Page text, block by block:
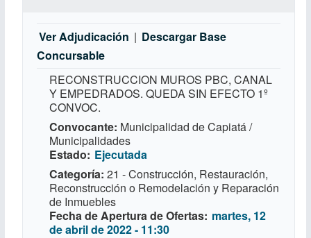
Ver Adjudicación | Descargar Base
Concursable
RECONSTRUCCION MUROS PBC, CANAL
Y EMPEDRADOS. QUEDA SIN EFECTO 1º
CONVOC.
Convocante Municipalidad de Capiatá /
Municipalidades
Estado Ejecutada
Categoría 21 - Construcción, Restauración,
Reconstrucción o Remodelación y Reparación
de Inmuebles
Fecha de Apertura de Ofertas martes, 12
de abril de 2022 - 11:30